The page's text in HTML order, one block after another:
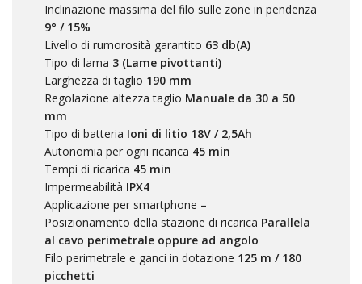
Inclinazione massima del filo sulle zone in pendenza
9° / 15%
Livello di rumorosità garantito 63 db(A)
Tipo di lama 3 (Lame pivottanti)
Larghezza di taglio 190 mm
Regolazione altezza taglio Manuale da 30 a 50
mm
Tipo di batteria Ioni di litio 18V / 2,5Ah
Autonomia per ogni ricarica 45 min
Tempi di ricarica 45 min
Impermeabilità IPX4
Applicazione per smartphone –
Posizionamento della stazione di ricarica Parallela
al cavo perimetrale oppure ad angolo
Filo perimetrale e ganci in dotazione 125 m / 180
picchetti